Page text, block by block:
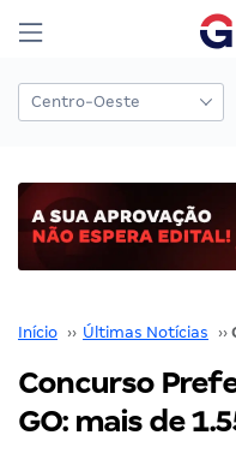
Início ›› Últimas Notícias ››
Concurso
GO: mais de